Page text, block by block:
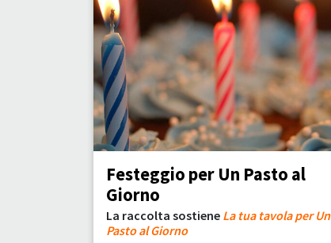
Festeggio per Un Pasto al
Giorno
La raccolta sostiene La tua tavola per Un
Pasto al Giorno